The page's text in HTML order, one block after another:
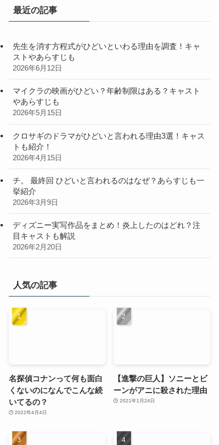
リ
最近の記事
先生を消す方程式がひどいといわる理由を調査！キャ
ストやあらすじも
2026年6月12日
マイクラの映画がひどい？年齢制限はある？キャスト
やあらすじも
2026年5月15日
クロサギのドラマがひどいと言われる理由3選！キャス
トも紹介！
2026年4月15日
チ。 最終回 ひどいと言われるのはなぜ？あらすじも一
挙紹介
2026年3月9日
ディズニー実写作品をまとめ！炎上したのはどれ？注
目キャストも解説
2026年2月20日
人気の記事
名探偵コナンって何も面白
くないのになんでこんな続
いてるの？
2022年4月4日
【進撃の巨人】ソニーとビ
ーンがアニに殺された理由
2021年1月24日